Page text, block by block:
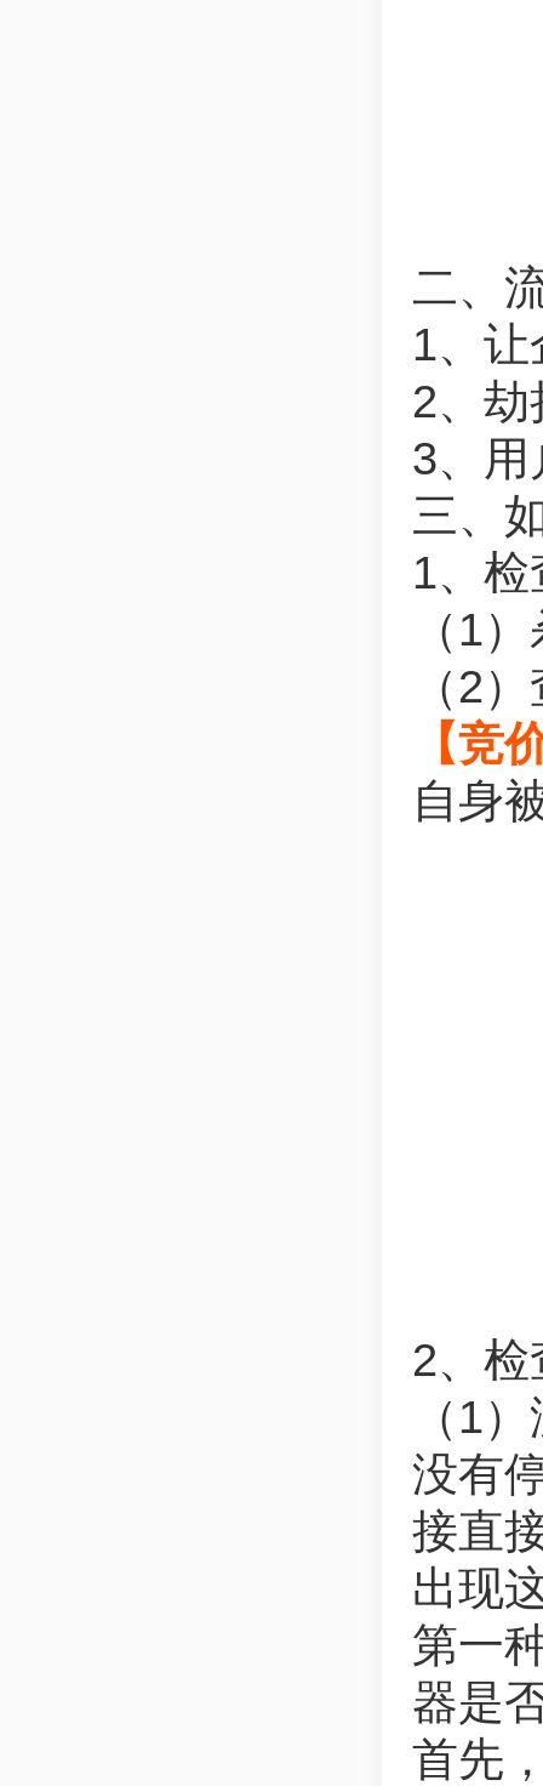
二、
1、
2、
3、用
三、
1、
（1
（2
【竞
自身
2、
（1
没有
接直
出现
第一
器是
首先